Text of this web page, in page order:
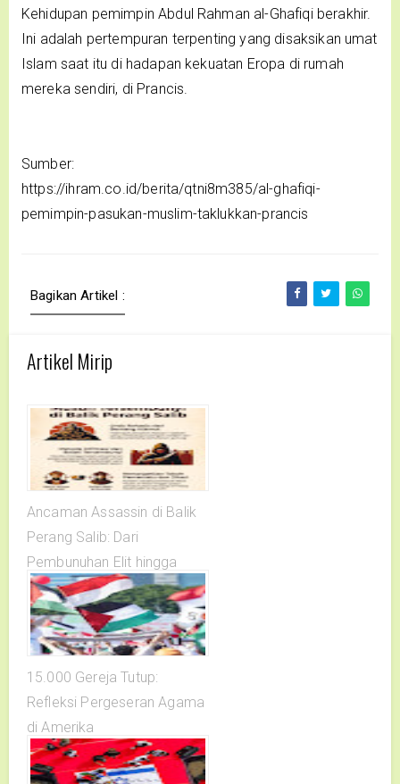
Kehidupan pemimpin Abdul Rahman al-Ghafiqi berakhir.
Ini adalah pertempuran terpenting yang disaksikan umat
Islam saat itu di hadapan kekuatan Eropa di rumah
mereka sendiri, di Prancis.
Sumber:
https://ihram.co.id/berita/qtni8m385/al-ghafiqi-
pemimpin-pasukan-muslim-taklukkan-prancis
Bagikan Artikel :
Artikel Mirip
Ancaman Assassin di Balik
Perang Salib: Dari
Pembunuhan Elit hingga
Kehancuran oleh Mongol
15.000 Gereja Tutup:
Refleksi Pergeseran Agama
di Amerika